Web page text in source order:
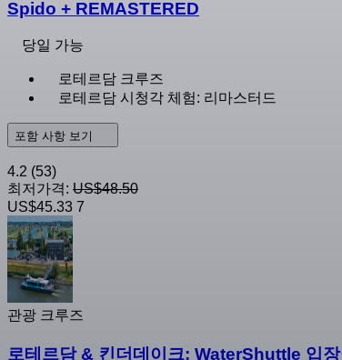
Spido + REMASTERED
당일 가능
로테르담 크루즈
로테르담 시청각 체험: 리마스터드
포함 사항 보기
4.2 (53)
최저가격: US$48.50
US$45.33 7
관광 크루즈
로테르담 & 킨더데이크: WaterShuttle 입장